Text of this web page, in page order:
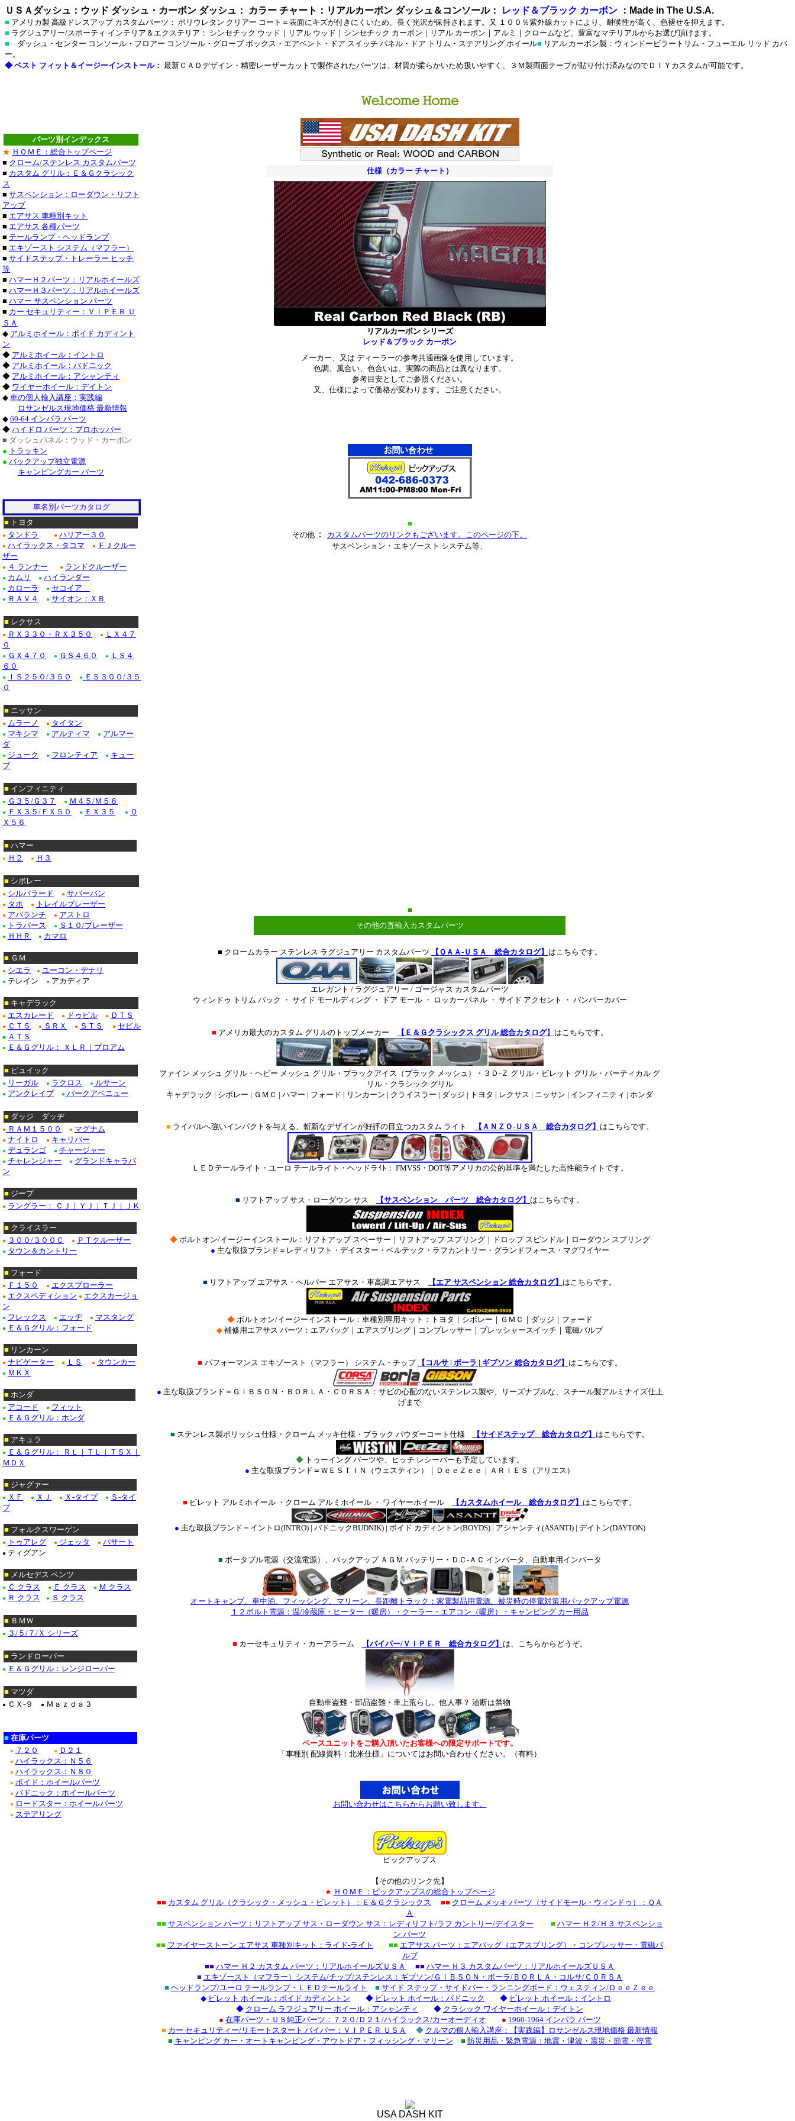
仕様（カラー チャート）
リアルカーボン シリーズ
レッド＆ブラック カーボン
メーカー、又は ディーラーの参考共通画像を使用しています。
色調、風合い、色合いは、実際の商品とは異なります。
参考目安としてご参照ください。
又、仕様によって価格が変わります。ご注意ください。
■
その他 ：
カスタムパーツのリンクもございます。このページの下。
サスペンション・エキゾースト システム等、
■
その他の直輸入カスタムパーツ
■ クロームカラー ステンレス ラグジュアリー カスタムパーツ 【ＱＡＡ-ＵＳＡ 総合カタログ】 はこちらです。
エレガント / ラグジュアリー / ゴージャス カスタムパーツ
ウィンドゥ トリム パック ・ サイド モールディング ・ ドア モール ・ ロッカーパネル ・ サイド アクセント ・ バンパーカバー
■ アメリカ最大のカスタム グリルのトップメーカー 【Ｅ＆Ｇクラシックス グリル 総合カタログ】 はこちらです。
ファイン メッシュ グリル・ヘビー メッシュ グリル・ブラックアイス（ブラック メッシュ）・３Ｄ-Ｚ グリル・ビレット グリル・バーティカル グ
リル・クラシック グリル
キャデラック | シボレー | ＧＭＣ | ハマー | フォード | リンカーン | クライスラー | ダッジ | トヨタ | レクサス | ニッサン | インフィニティ | ホンダ
■ ライバルへ強いインパクトを与える、斬新なデザインが好評の目立つカスタム ライト 【ＡＮＺＯ-ＵＳＡ 総合カタログ】 はこちらです。
ＬＥＤテールライト・ユーロ テールライト・ヘッドラｲﾄ： FMVSS・DOT等アメリカの公的基準を満たした高性能ライトです。
■ リフトアップ サス・ローダウン サス 【サスペンション パーツ 総合カタログ】 はこちらです。
◆ボルトオン/イージーインストール： リフトアップ スペーサー｜リフトアップ スプリング｜ドロップ スピンドル｜ローダウン スプリング
● 主な取扱ブランド＝レディリフト・デイスター・ベルテック・ラフカントリー・グランドフォース・マグワイヤー
■ リフトアップ エアサス・ヘルパー エアサス・車高調エアサス 【エア サスペンション 総合カタログ】 はこちらです。
◆ボルトオン/イージーインストール：車種別専用キット：トヨタ｜シボレー｜ＧＭＣ｜ダッジ｜フォード
◆ 補修用エアサス パーツ：エアバッグ｜エアスプリング｜コンプレッサー｜プレッシャースイッチ｜電磁バルブ
■ パフォーマンス エキゾースト（マフラー） システム・チップ 【コルサ | ボーラ | ギブソン 総合カタログ】 はこちらです。
● 主な取扱ブランド＝ＧＩＢＳＯＮ・ＢＯＲＬＡ・ＣＯＲＳＡ：サビの心配のないステンレス製や、リーズナブルな、スチール製アルミナイズ仕上
げまで
■ ステンレス製ポリッシュ仕様・クローム メッキ仕様・ブラック パウダーコート仕様 【サイドステップ 総合カタログ】 はこちらです。
◆トゥーイング パーツや、ヒッチ レシーバーも予定しています。
● 主な取扱ブランド＝ ＷＥＳＴＩＮ（ウェスティン）｜ＤｅｅＺｅｅ｜ＡＲＩＥＳ（アリエス）
■ ビレット アルミホイール ・クローム アルミホイール ・ ワイヤーホイール 【カスタムホイール 総合カタログ】 はこちらです。
● 主な取扱ブランド＝イントロ(INTRO) | バドニックBUDNIK) | ボイド カディントン(BOYDS) | アシャンティ(ASANTI) | デイトン(DAYTON)
■ ポータブル電源（交流電源）、バックアップ ＡＧＭ バッテリー・ＤＣ-ＡＣ インバータ、自動車用インバータ
オートキャンプ、車中泊、フィッシング、マリーン、長距離トラック：家電製品用電源、被災時の停電対策用バックアップ電源
１２ボルト電源：温/冷蔵庫・ヒーター（暖房）・クーラー・エアコン（暖房）・キャンピング カー用品
■ カーセキュリティ・カーアラーム 【バイパー/ＶＩＰＥＲ 総合カタログ】 は、こちらからどうぞ。
自動車盗難・部品盗難・車上荒らし。他人事？ 油断は禁物
ベースユニットをご購入頂いたお客様への限定サポートです。
「車種別 配線資料：北米仕様」についてはお問い合わせください。（有料）
お問い合わせはこちらからお願い致します。
ピックアップス
【その他のリンク先】
★ ＨＯＭＥ：ピックアップスの総合トップページ
■■ カスタム グリル（クラシック・メッシュ・ビレット）：Ｅ＆Ｇクラシックス ■■ クローム メッキ パーツ（サイドモール・ウィンドゥ）：ＱＡ
Ａ
■■ サスペンション パーツ：リフトアップ サス・ローダウン サス：レディリフト/ラフ カントリー/デイスター ■ ハマー Ｈ２/Ｈ３ サスペンショ
ン パーツ
■■ ファイヤーストーン エアサス 車種別キット：ライド-ライト ■■ エアサス パーツ：エアバッグ（エアスプリング）・コンプレッサー・電磁バ
ルブ
■■ ハマー Ｈ２ カスタム パーツ：リアルホイールズＵＳＡ ■■ ハマー Ｈ３ カスタムパーツ：リアルホイールズＵＳＡ
■ エキゾースト（マフラー）システム/チップ/ステンレス：ギブソン/ＧＩＢＳＯＮ・ボーラ/ＢＯＲＬＡ・コルサ/ＣＯＲＳＡ
■ ヘッドランプ/ユーロ テールランプ・ＬＥＤテールライト ■ サイド ステップ・サイドバー・ランニングボード：ウェスティン/ＤｅｅＺｅｅ
◆ ビレット ホイール：ボイド カディントン ◆ ビレット ホイール：バドニック ◆ ビレット ホイール：イントロ
◆ クローム ラフジュアリー ホイール：アシャンティ ◆ クラシック ワイヤーホイール：デイトン
● 在庫パーツ・ＵＳ純正パーツ：７２０/Ｄ２１/ハイラックス/カーオーディオ ● 1960-1964 インパラ パーツ
■ カー セキュリティー/リモートスタート バイパー：ＶＩＰＥＲ ＵＳＡ ◆ クルマの個人輸入講座：【実践編】ロサンゼルス現地価格 最新情報
■ キャンピング カー・オートキャンピング・アウトドア・フィッシング・マリーン ■ 防災用品・緊急電源：地震・津波・震災・節電・停電
USA DASH KIT
■クライスラー：３００_クローム/ステンレス・３００Ｃ_クローム/ステンレス_パーツ・３００ツーリング_ワゴン_クロー
ム/ステンレス_
・３００Ｍ_クローム/ステンレス・ＰＴクルーザー_クローム/ステンレス・アスペン_クローム/ステンレス・パシフィカ_ク
ローム/ステンレス・
セブリング_クローム/ステンレス■ダッジ：ラム_クローム/ステンレス・デュランゴ_クローム/ステンレス・マグナム_クロ
ーム/ステンレス・
デュランゴ_クローム/ステンレス・ダコタ_クローム/ステンレス・ナイトロ_クローム/ステンレス・キャリバー_クローム/ス
テンレス
・チャージャー_クローム/ステンレス・チャレンジャー_クローム/ステンレス■ジープ：ラングラー_ＪＫ_クローム/ステン
レス・
グランドチェロキー_クローム/ステンレス・チェロキー_カスタム_グリル・コマンダー_クローム/ステンレス■トヨタ/北米
トヨタ：
タンドラ_クローム/ステンレス_パーツ・タコマ_クローム/ステンレス_パーツ・ＦＪ_クルーザー_クローム/ステンレス_パ
ーツ・
サーフ_クローム/ステンレス_パーツ・４ランナー_クローム/ステンレス_パーツ・bB_クローム/ステンレス_パーツ・ハリア
ー_
クローム/ステンレス_パーツ・カムリ_クローム/ステンレス_パーツ・ハイランダー_クローム/ステンレス_パーツ・クルー
ガー_クローム/
ステンレス_パーツ・ランドクルーザー_クローム/ステンレス_パーツ・ヴィッツ_クローム/ステンレス_パーツ・マトリック
ス_クローム/
３５０_クローム/ステンレス・
ＧＳ４６０_クローム/ステンレス■シボレー：サバーバン_クローム/ステンレス_パーツ・タホ_クローム/ステンレス・シル
バラード_クローム/
ステンレス_パーツ・アバランチ_クローム/ステンレス_パーツ・トレイルブレーザー_クローム/ステンレス_パーツ・ＨＨＲ
_クローム/ステンレス_
ＣＴＳ-Ｖ_クローム/ステンレス・ＣＴＳクーペ_クローム/ステンレス・ＣＴＳスポーツワゴン_クローム/ステンレス・ＤＴ
Ｓ_カスタムグリル・
ドゥビル_クローム/ステンレス・セビル_クローム/ステンレス・ＳＴＳ_クローム/ステンレス・ＳＲＸ_クローム/ステンレス
ステンレス製カスタムパーツ、クローム_メッキ製カスタムパーツ、
ステンレス・クローム製ウィンドゥ_ピラー_トリム_パック、ステンレス・クローム製ロ
ッカーパネル、
ステンレス・クローム製ドア_サイド_モール_セット、ステンレス・クローム製トリム・
カバー。
パーツ別インデックス
★ ＨＯＭＥ：総合トップページ
■ クローム/ステンレス カスタムパーツ
■ カスタム グリル：Ｅ＆Ｇクラシック
ス
■ サスペンション：ローダウン・リフト
アップ
■ エアサス 車種別キット
■ エアサス 各種パーツ
■ テールランプ・ヘッドランプ
■ エキゾースト システム（マフラー）
■ サイドステップ・トレーラー ヒッチ
等
■ ハマーＨ２パーツ：リアルホイールズ
■ ハマーＨ３パーツ：リアルホイールズ
■ ハマー サスペンション パーツ
■ カー セキュリティー：ＶＩＰＥＲ Ｕ
ＳＡ
◆ アルミホイール：ボイド カディント
ン
◆ アルミホイール：イントロ
◆ アルミホイール：バドニック
◆ アルミホイール：アシャンティ
◆ ワイヤーホイール：デイトン
◆ 車の個人輸入講座：実践編
ロサンゼルス現地価格 最新情報
◆ 60-64 インパラ パーツ
◆ ハイドロ パーツ：プロホッパー
■ ダッシュパネル：ウッド・カーボン
● トラッキン
● バックアップ独立電源
キャンピングカー パーツ
車名別パーツカタログ
■ トヨタ
● タンドラ ● ハリアー３０
● ハイラックス・タコマ ●
ＦＪクルー
ザー
● ４ ランナー ● ランドクルーザー
● カムリ ● ハイランダー
● カローラ ● セコイア
● ＲＡＶ４ ● サイオン：ＸＢ
■ レクサス
● ＲＸ３３０・ＲＸ３５０ ●
ＬＸ４７
０
● ＧＸ４７０ ● ＧＳ４６０ ●
ＬＳ４
６０
● ＩＳ２５０/３５０ ●
ＥＳ３００/３５
０
■ ニッサン
● ムラーノ ● タイタン
● マキシマ ● アルティマ ● アルマー
ダ
● ジューク ● フロンティア ● キュー
ブ
■ インフィニティ
● Ｇ３５/Ｇ３７ ● Ｍ４５/Ｍ５６
● ＦＸ３５/ＦＸ５０ ● ＥＸ３５ ● Ｑ
Ｘ５６
■ ハマー
● Ｈ２ ● Ｈ３
■ シボレー
● シルバラード ● サバーバン
● タホ ● トレイルブレーザー
● アバランチ ● アストロ
● トラバース ● Ｓ１０/ブレーザー
● ＨＨＲ ● カマロ
■ ＧＭ
● シエラ ● ユーコン・デナリ
● テレイン ● アカディア
■ キャデラック
● エスカレード ● ドゥビル ● ＤＴＳ
● ＣＴＳ ● ＳＲＸ ● ＳＴＳ ● セビル
■ ＡＴＳ
● Ｅ＆Ｇグリル： ＸＬＲ｜ブロアム
■ ビュイック
● リーガル ● ラクロス ● ルサーン
● アンクレイブ ● パークアベニュー
■ ダッジ ダッヂ
● ＲＡＭ１５００ ● マグナム
● ナイトロ ● キャリバー
● デュランゴ ● チャージャー
● チャレンジャー ● グランドキャラバ
ン
■ ジープ
● ラングラー： ＣＪ｜ＹＪ｜ＴＪ｜ＪＫ
■ クライスラー
● ３００/３００Ｃ ● ＰＴクルーザー
● タウン＆カントリー
■ フォード
● Ｆ１５０ ● エクスプローラー
● エクスペディション ● エクスカージョ
ン
● フレックス ● エッヂ ● マスタング
● Ｅ＆Ｇグリル：フォード
■ リンカーン
● ナビゲーター ● ＬＳ ● タウンカー
● ＭＫＸ
■ ホンダ
● アコード ● フィット
● Ｅ＆Ｇグリル：ホンダ
■ アキュラ
●
Ｅ＆Ｇグリル： ＲＬ｜ＴＬ｜ＴＳＸ｜
ＭＤＸ
■ ジャグァー
● ＸＦ ● ＸＪ ● Ｘ-タイプ ●
Ｓ-タイ
プ
■ フォルクスワーゲン
● トゥアレグ ● ジェッタ ● パサート
● ティグアン
■ メルセデス ベンツ
● Ｃ クラス ● Ｅ クラス ● Ｍ クラス
● Ｒ クラス ● Ｓ クラス
■ ＢＭＷ
● ３/５/７/Ｘ シリーズ
■ ランドローバー
● Ｅ＆Ｇグリル：レンジローバー
■ マツダ
● ＣＸ-９ ● Ｍａｚｄａ３
■ 在庫パーツ
● ７２０ ● Ｄ２１
● ハイラックス：Ｎ５６
● ハイラックス：Ｎ８０
● ボイド：ホイールパーツ
● バドニック：ホイールパーツ
● ロードスター：ホイールパーツ
● ステアリング
ＵＳＡダッシュ：ウッド ダッシュ・カーボン ダッシュ： カラー チャート ： リアルカーボン ダッシュ＆コンソール： レッド＆ブラック カーボン ：Made in The U.S.A.
■ アメリカ製 高級ドレスアップ カスタムパーツ： ポリウレタン クリアー コート＝表面にキズが付きにくいため、長く光沢が保持されます。又 １００％紫外線カットにより、耐候性が高く、色褪せを抑えます。
■ ラグジュアリー/スポーティ インテリア＆エクステリア： シンセチック ウッド｜リアル ウッド｜シンセチック カーボン｜リアル カーボン｜アルミ｜クロームなど、豊富なマテリアルからお選び頂けます。
■ ダッシュ・センター コンソール・フロアー コンソール・グローブ ボックス・エアベント・ドア スイッチ パネル・ドア トリム・ステアリング ホイール■ リアル カーボン製：ウィンドーピラートリム・フューエル リッド カバ
ー。
◆ ベスト フィット＆イージーインストール： 最新ＣＡＤデザイン・精密レーザーカットで製作されたパーツは、材質が柔らかいため扱いやすく、３Ｍ製両面テープが貼り付け済みなのでＤＩＹカスタムが可能です。